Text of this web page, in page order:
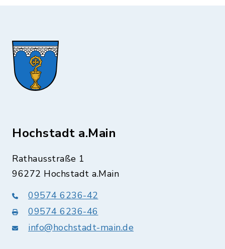
Hochstadt a.Main
Rathausstraße 1
96272 Hochstadt a.Main
09574 6236-42
09574 6236-46
info@hochstadt-main.de